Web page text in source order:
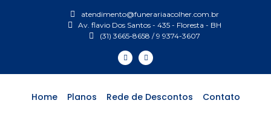
atendimento@funerariaacolher.com.br
Av. flavio Dos Santos - 435 - Floresta - BH
(31) 3665-8658 / 9 9374-3607
Home Planos Rede de Descontos Contato